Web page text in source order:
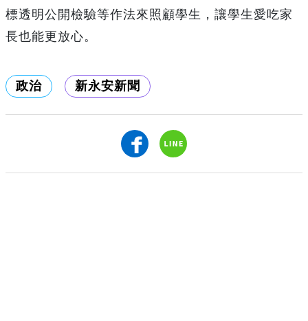
標透明公開檢驗等作法來照顧學生，讓學生愛吃家
長也能更放心。
政治 新永安新聞